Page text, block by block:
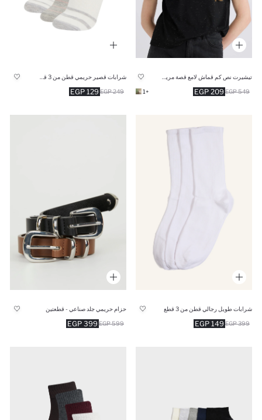
209 EGP 549 EGP
+1
129 EGP 249 EGP
شرابات طويل رجالي قطن من 3 قطع
149 EGP 399 EGP
حزام حريمي جلد صناعي - قطعتين
399 EGP 599 EGP